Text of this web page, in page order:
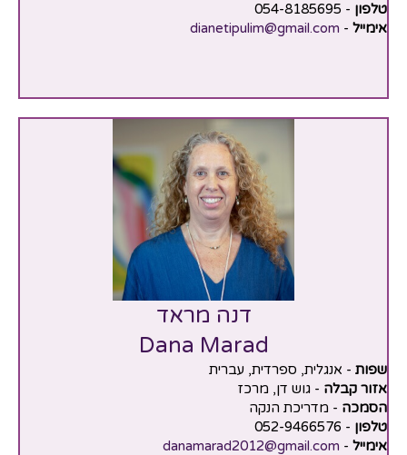
טלפון - 054-8185695
אימייל -
dianetipulim@gmail.com
דנה מראד
Dana Marad
שפות - אנגלית, ספרדית, עברית
אזור קבלה - גוש דן, מרכז
הסמכה - מדריכת הנקה
טלפון - 052-9466576
אימייל -
danamarad2012@gmail.com